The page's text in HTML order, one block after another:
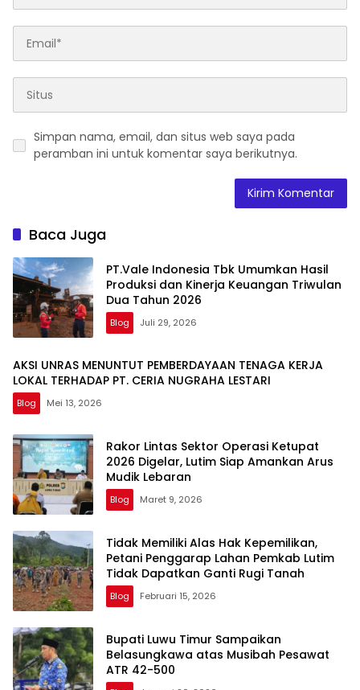
Simpan nama, email, dan situs web saya pada
peramban ini untuk komentar saya berikutnya.
Baca Juga
PT.Vale Indonesia Tbk Umumkan Hasil
Produksi dan Kinerja Keuangan Triwulan
Dua Tahun 2026
Blog Juli 29, 2026
AKSI UNRAS MENUNTUT PEMBERDAYAAN TENAGA KERJA
LOKAL TERHADAP PT. CERIA NUGRAHA LESTARI
Blog Mei 13, 2026
Rakor Lintas Sektor Operasi Ketupat
2026 Digelar, Lutim Siap Amankan Arus
Mudik Lebaran
Blog Maret 9, 2026
Tidak Memiliki Alas Hak Kepemilikan,
Petani Penggarap Lahan Pemkab Lutim
Tidak Dapatkan Ganti Rugi Tanah
Blog Februari 15, 2026
Bupati Luwu Timur Sampaikan
Belasungkawa atas Musibah Pesawat
ATR 42-500